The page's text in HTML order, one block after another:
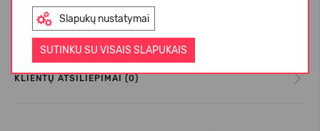
Slapukų nustatymai
SUTINKU SU VISAIS SLAPUKAIS
APIE REIMA
KLIENTŲ ATSILIEPIMAI (0)